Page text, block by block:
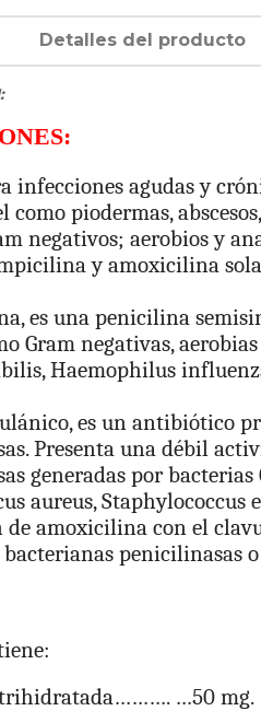
Detalles del producto
infecciones agudas y
como piodermas,
negativos; aerobios y
y amoxicilina
es una penicilina
Gram negativas,
Haemophilus
es un antibiótico
Presenta una débil
generadas por
aureus,
amoxicilina con el
penicilinasas
…50 mg.